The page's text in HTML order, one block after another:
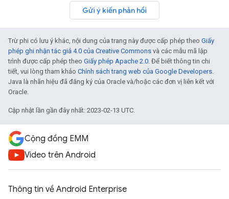
Gửi ý kiến phản hồi
Trừ phi có lưu ý khác, nội dung của trang này được cấp phép theo Giấy
phép ghi nhận tác giả 4.0 của Creative Commons và các mẫu mã lập
trình được cấp phép theo Giấy phép Apache 2.0. Để biết thông tin chi
tiết, vui lòng tham khảo Chính sách trang web của Google Developers.
Java là nhãn hiệu đã đăng ký của Oracle và/hoặc các đơn vị liên kết với
Oracle.
Cập nhật lần gần đây nhất: 2023-02-13 UTC.
Cộng đồng EMM
Video trên Android
Thông tin về Android Enterprise